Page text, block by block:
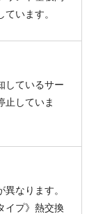
います。
しているサー
止していま
なります。
イプ》熱交換